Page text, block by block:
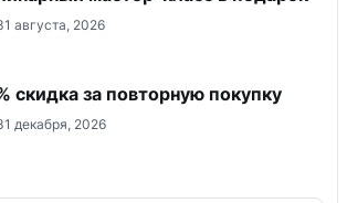
августа, 2026
скидка за повторную покупку
декабря, 2026